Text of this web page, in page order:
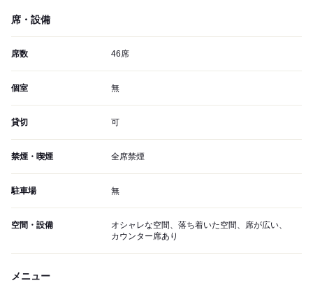
席・設備
席数 46席
個室 無
貸切 可
禁煙・喫煙 全席禁煙
駐車場 無
空間・設備
オシャレな空間、落ち着いた空間、席が広い、
カウンター席あり
メニュー